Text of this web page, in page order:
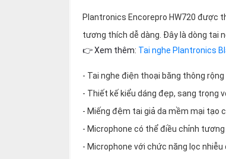
Plantronics Encorepro HW720 được
tương thích dễ dàng. Đây là dòng tai
👉 Xem thêm: Tai nghe Plantronics
- Tai nghe điện thoại băng thông
- Thiết kế kiểu dáng đẹp, sang trọng
- Miếng đệm tai giả da mềm mại tạo
- Microphone có thể điều chỉnh
- Microphone với chức năng lọc